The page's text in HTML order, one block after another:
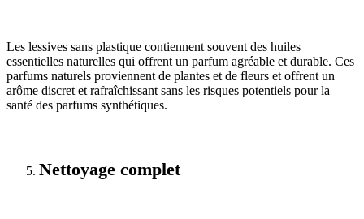
Les lessives sans plastique contiennent souvent des huiles
essentielles naturelles qui offrent un parfum agréable et durable. Ces
parfums naturels proviennent de plantes et de fleurs et offrent un
arôme discret et rafraîchissant sans les risques potentiels pour la
santé des parfums synthétiques.
Nettoyage complet